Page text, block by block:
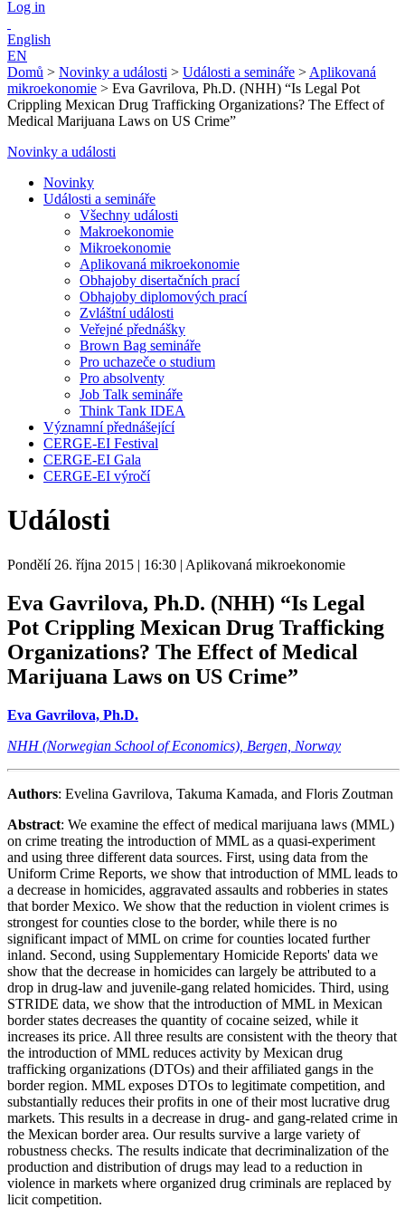
Log in
English
EN
Domů > Novinky a události > Události a semináře > Aplikovaná
mikroekonomie > Eva Gavrilova, Ph.D. (NHH) “Is Legal Pot
Crippling Mexican Drug Trafficking Organizations? The Effect of
Medical Marijuana Laws on US Crime”
Novinky a události
Novinky
Události a semináře
Všechny události
Makroekonomie
Mikroekonomie
Aplikovaná mikroekonomie
Obhajoby disertačních prací
Obhajoby diplomových prací
Zvláštní události
Veřejné přednášky
Brown Bag semináře
Pro uchazeče o studium
Pro absolventy
Job Talk semináře
Think Tank IDEA
Významní přednášející
CERGE-EI Festival
CERGE-EI Gala
CERGE-EI výročí
Události
Pondělí 26. října 2015 | 16:30 | Aplikovaná mikroekonomie
Eva Gavrilova, Ph.D. (NHH) “Is Legal
Pot Crippling Mexican Drug Trafficking
Organizations? The Effect of Medical
Marijuana Laws on US Crime”
Eva Gavrilova, Ph.D.
NHH (Norwegian School of Economics), Bergen, Norway
Authors: Evelina Gavrilova, Takuma Kamada, and Floris Zoutman
Abstract: We examine the effect of medical marijuana laws (MML)
on crime treating the introduction of MML as a quasi-experiment
and using three different data sources. First, using data from the
Uniform Crime Reports, we show that introduction of MML leads to
a decrease in homicides, aggravated assaults and robberies in states
that border Mexico. We show that the reduction in violent crimes is
strongest for counties close to the border, while there is no
significant impact of MML on crime for counties located further
inland. Second, using Supplementary Homicide Reports' data we
show that the decrease in homicides can largely be attributed to a
drop in drug-law and juvenile-gang related homicides. Third, using
STRIDE data, we show that the introduction of MML in Mexican
border states decreases the quantity of cocaine seized, while it
increases its price. All three results are consistent with the theory that
the introduction of MML reduces activity by Mexican drug
trafficking organizations (DTOs) and their affiliated gangs in the
border region. MML exposes DTOs to legitimate competition, and
substantially reduces their profits in one of their most lucrative drug
markets. This results in a decrease in drug- and gang-related crime in
the Mexican border area. Our results survive a large variety of
robustness checks. The results indicate that decriminalization of the
production and distribution of drugs may lead to a reduction in
violence in markets where organized drug criminals are replaced by
licit competition.